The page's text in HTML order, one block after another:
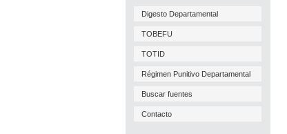
Digesto Departamental
TOBEFU
TOTID
Régimen Punitivo Departamental
Buscar fuentes
Contacto